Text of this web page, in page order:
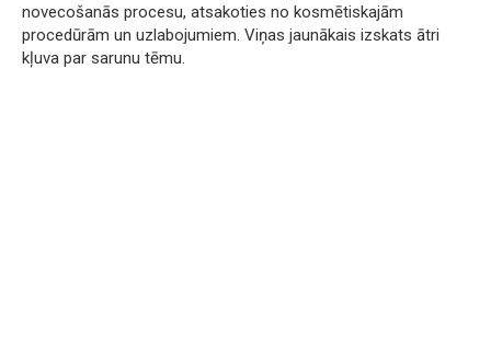
novecošanās procesu, atsakoties no kosmētiskajām
procedūrām un uzlabojumiem. Viņas jaunākais izskats ātri
kļuva par sarunu tēmu.